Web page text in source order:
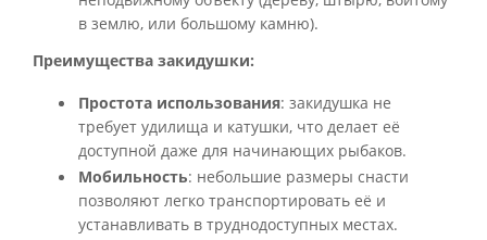
в землю, или большому камню).
Преимущества закидушки:
Простота использования: закидушка не
требует удилища и катушки, что делает её
доступной даже для начинающих рыбаков.
Мобильность: небольшие размеры снасти
позволяют легко транспортировать её и
устанавливать в труднодоступных местах.